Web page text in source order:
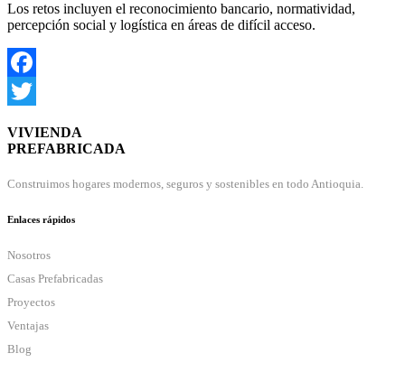
Los retos incluyen el reconocimiento bancario, normatividad,
percepción social y logística en áreas de difícil acceso.
Facebook
VIVIENDA
PREFABRICADA
Construimos hogares modernos, seguros y sostenibles en todo Antioquia.
Enlaces rápidos
Nosotros
Casas Prefabricadas
Proyectos
Ventajas
Blog